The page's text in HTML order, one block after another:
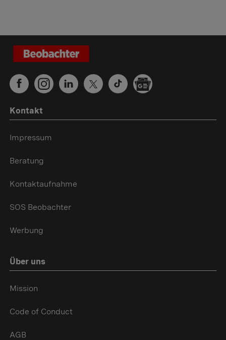
Kontakt
Impressum
Beratung
Kontaktaufnahme
SOS Beobachter
Werbung
Über uns
Mission
Code of Conduct
AGB